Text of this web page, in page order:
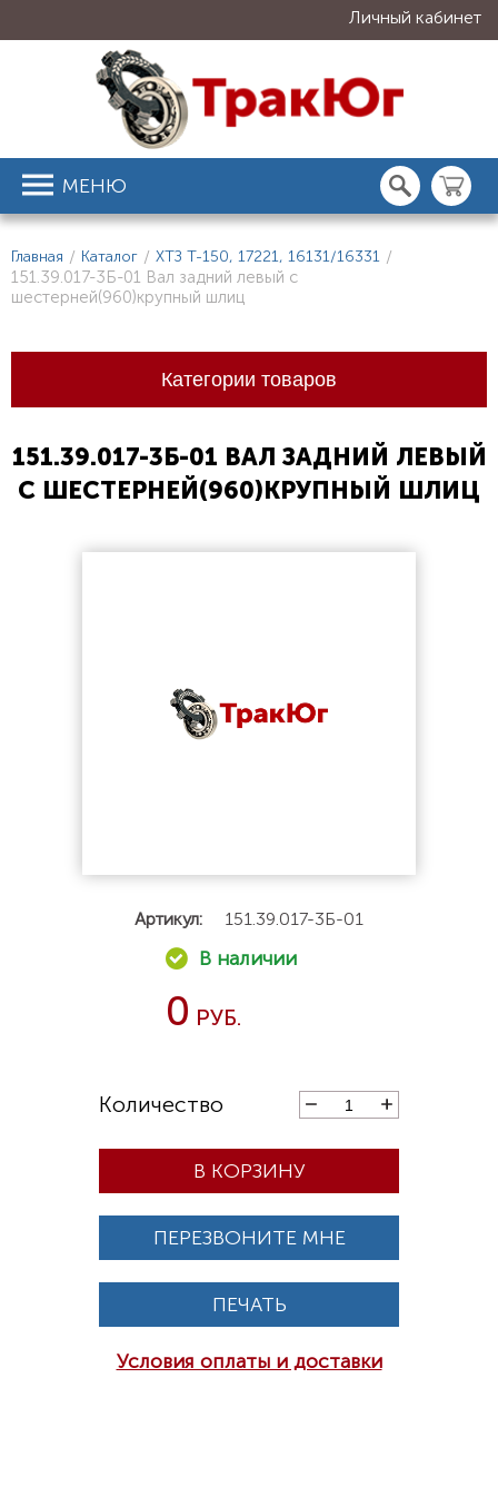
Личный кабинет
МЕНЮ
Главная / Каталог / ХТЗ Т-150, 17221, 16131/16331 /
151.39.017-3Б-01 Вал задний левый с
шестерней(960)крупный шлиц
Категории товаров
151.39.017-3Б-01 ВАЛ ЗАДНИЙ ЛЕВЫЙ
С ШЕСТЕРНЕЙ(960)КРУПНЫЙ ШЛИЦ
Артикул: 151.39.017-3Б-01
0
В КОРЗИНУ
ПЕРЕЗВОНИТЕ МНЕ
ПЕЧАТЬ
Условия оплаты и доставки